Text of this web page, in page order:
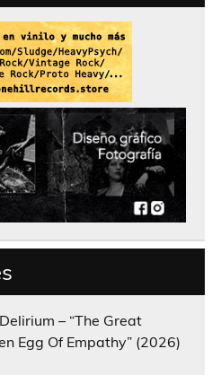
– “The Great
Egg Of Empathy” (2026)